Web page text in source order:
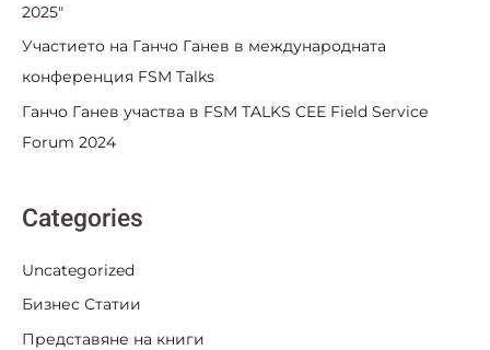
2025″
Участието на Ганчо Ганев в международната
конференция FSM Talks
Ганчо Ганев участва в FSM TALKS CEE Field Service
Forum 2024
Categories
Uncategorized
Бизнес Статии
Представяне на книги